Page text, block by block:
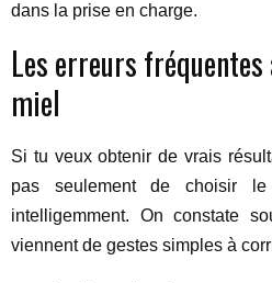
dans la prise en charge.
Les erreurs
miel
Si tu veux obtenir de vrais
pas seulement de choisir
intelligemment. On constate
viennent de gestes simples à